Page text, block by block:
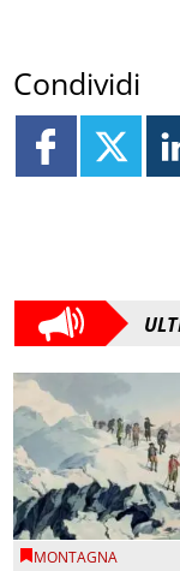
Condividi
MONTAGNA